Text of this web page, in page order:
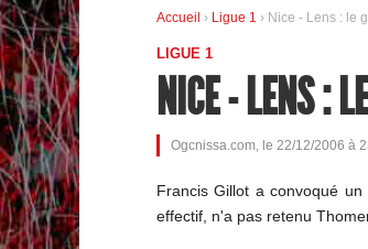
Accueil › Ligue 1 › Nice - Lens : le
LIGUE 1
NICE - LENS :
Ogcnissa.com, le 22/12/2006 à
Francis Gillot a convoqué
effectif, n'a pas retenu